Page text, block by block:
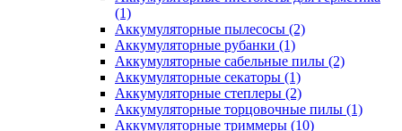
(1)
Аккумуляторные пылесосы (2)
Аккумуляторные рубанки (1)
Аккумуляторные сабельные пилы (2)
Аккумуляторные секаторы (1)
Аккумуляторные степлеры (2)
Аккумуляторные торцовочные пилы (1)
Аккумуляторные триммеры (10)